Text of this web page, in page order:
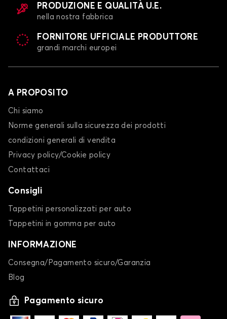
PRODUZIONE E QUALITÀ U.E.
nella nostra fabbrica
FORNITORE UFFICIALE PRODUTTORE
grandi marchi europei
A PROPOSITO
Chi siamo
Norme generali sulla sicurezza dei prodotti
condizioni generali di vendita
Privacy policy/Cookie policy
Contattaci
Consigli
Tappetini personalizzati per auto
Tappetini in gomma per auto
INFORMAZIONE
Consegna/Pagamento sicuro/Garanzia
Blog
Pagamento sicuro